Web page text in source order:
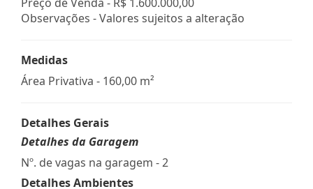
Observações - Valores sujeitos a alteração
Medidas
Área Privativa - 160,00 m²
Detalhes Gerais
Detalhes da Garagem
Nº. de vagas na garagem - 2
Detalhes Ambientes